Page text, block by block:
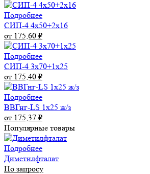
Подробнее
СИП-4 4х50+2х16
от 175,60 ₽
Подробнее
СИП-4 3х70+1х25
от 175,40 ₽
Подробнее
ВВГнг-LS 1х25 ж/з
от 175,37 ₽
Популярные товары
Подробнее
Диметилфталат
По запросу